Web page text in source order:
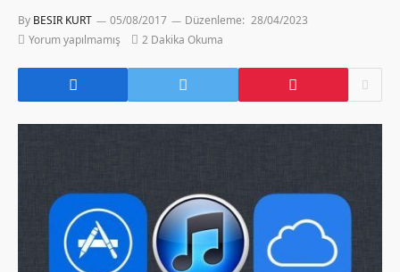
By BESIR KURT 05/08/2017 Düzenleme: 28/04/2023
Yorum yapılmamış
2 Dakika Okuma